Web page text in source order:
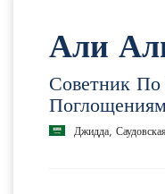
Али
Советник
Джидда,